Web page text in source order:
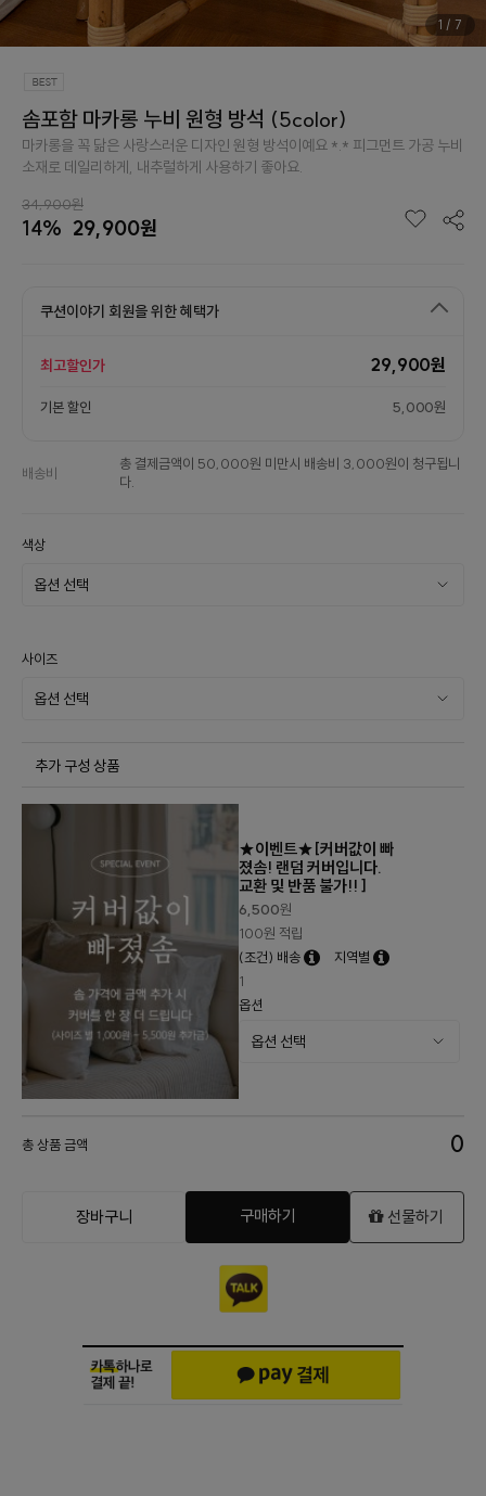
1 / 7
솜포함 마카롱 누비 원형 방석 (5color)
마카롱을 꼭 닮은 사랑스러운 디자인 원형 방석이예요 *.* 피그먼트 가공 누비
소재로 데일리하게, 내추럴하게 사용하기 좋아요.
34,900원
14% 29,900원
쿠션이야기 회원을 위한 혜택가
최고할인가 29,900원
기본 할인 5,000원
배송비
총 결제금액이 50,000원 미만시 배송비 3,000원이 청구됩니
다.
색상
사이즈
추가 구성 상품
★이벤트★[커버값이 빠
졌솜! 랜덤 커버입니다.
교환 및 반품 불가!! ]
6,500원
100원 적립
(조건) 배송
지역별
1
옵션
총 상품 금액 0
장바구니 구매하기 선물하기